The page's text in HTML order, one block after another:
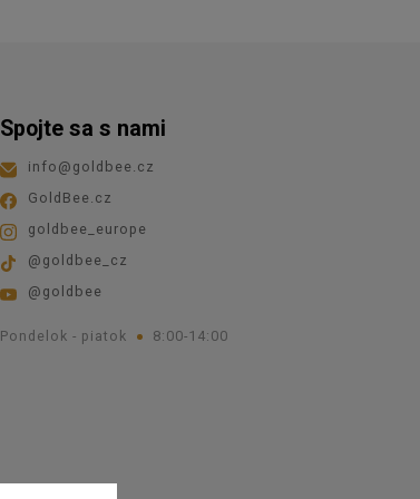
Spojte sa s nami
info @ goldbee.cz
GoldBee.cz
goldbee_europe
@goldbee_cz
@goldbee
Pondelok - piatok 8:00-14:00